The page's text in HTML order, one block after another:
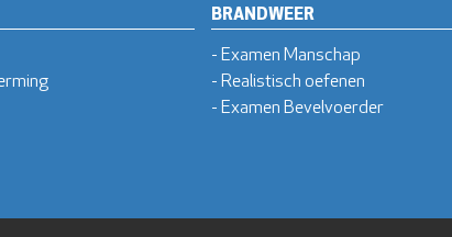
BRANDWEER
- Examen Manschap
- Realistisch oefenen
- Examen Bevelvoerder